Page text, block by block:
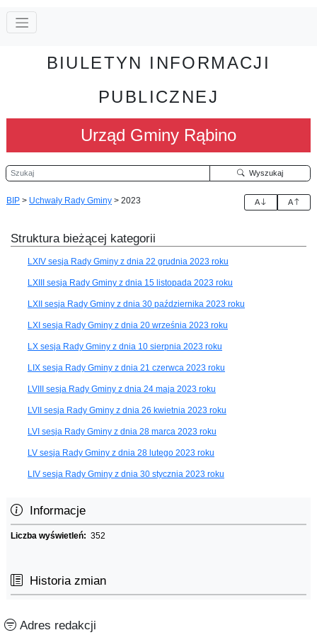
BIULETYN INFORMACJI
PUBLICZNEJ
Urząd Gminy Rąbino
Szukaj Wyszukaj
BIP > Uchwały Rady Gminy > 2023 A A
Struktura bieżącej kategorii
LXIV sesja Rady Gminy z dnia 22 grudnia 2023 roku
LXIII sesja Rady Gminy z dnia 15 listopada 2023 roku
LXII sesja Rady Gminy z dnia 30 października 2023 roku
LXI sesja Rady Gminy z dnia 20 września 2023 roku
LX sesja Rady Gminy z dnia 10 sierpnia 2023 roku
LIX sesja Rady Gminy z dnia 21 czerwca 2023 roku
LVIII sesja Rady Gminy z dnia 24 maja 2023 roku
LVII sesja Rady Gminy z dnia 26 kwietnia 2023 roku
LVI sesja Rady Gminy z dnia 28 marca 2023 roku
LV sesja Rady Gminy z dnia 28 lutego 2023 roku
LIV sesja Rady Gminy z dnia 30 stycznia 2023 roku
Informacje
Liczba wyświetleń: 352
Historia zmian
Adres redakcji